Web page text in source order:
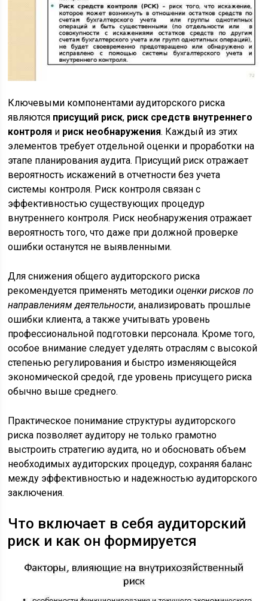
Ключевыми компонентами аудиторского риска
являются присущий риск, риск средств внутреннего
контроля и риск необнаружения. Каждый из этих
элементов требует отдельной оценки и проработки на
этапе планирования аудита. Присущий риск отражает
вероятность искажений в отчетности без учета
системы контроля. Риск контроля связан с
эффективностью существующих процедур
внутреннего контроля. Риск необнаружения отражает
вероятность того, что даже при должной проверке
ошибки останутся не выявленными.
Для снижения общего аудиторского риска
рекомендуется применять методикиоценки рисков по
направлениям деятельности, анализировать прошлые
ошибки клиента, а также учитывать уровень
профессиональной подготовки персонала. Кроме того,
особое внимание следует уделять отраслям с высокой
степенью регулирования и быстро изменяющейся
экономической средой, где уровень присущего риска
обычно выше среднего.
Практическое понимание структуры аудиторского
риска позволяет аудитору не только грамотно
выстроить стратегию аудита, но и обосновать объем
необходимых аудиторских процедур, сохраняя баланс
между эффективностью и надежностью аудиторского
заключения.
Что включает в себя аудиторский
риск и как он формируется